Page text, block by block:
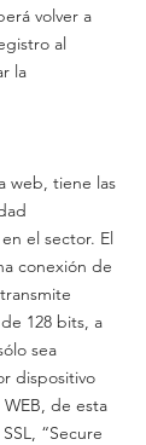
volver a
al
la
web, tiene las
el sector. El
conexión de
128 bits, a
sea
dispositivo
de esta
“Secure